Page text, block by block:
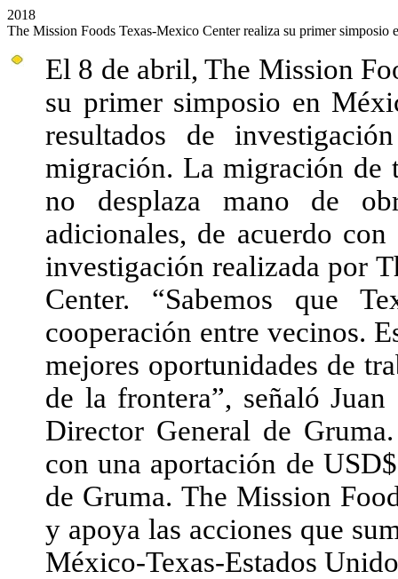
2018
The Mission Foods Texas-Mexico Center realiza su primer simposio
El 8 de abril, The Mission
su primer simposio en
resultados de
migración. La migración de
no desplaza mano de
adicionales, de acuerdo
investigación realizada por
Center. “Sabemos que
cooperación entre vecinos.
mejores oportunidades de
de la frontera”, señaló
Director General de
con una aportación de
de Gruma. The Mission
y apoya las acciones que
México-Texas-Estados